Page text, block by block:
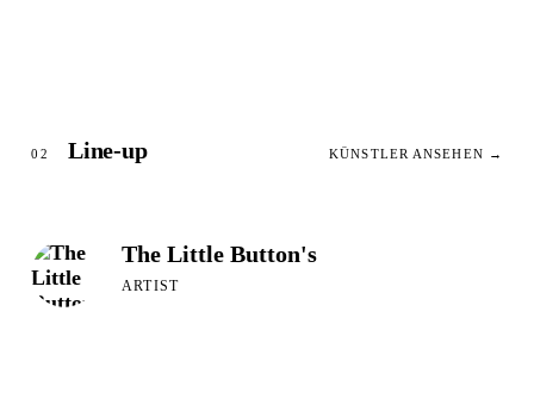
02 Line-up KÜNSTLER ANSEHEN →
The Little Button's
ARTIST